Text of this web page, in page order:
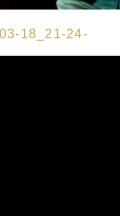
18_21-24-